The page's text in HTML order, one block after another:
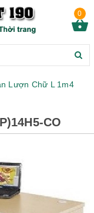
0
Lượn Chữ L 1m4
CO